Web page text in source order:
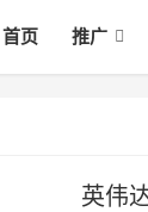
首页 推广
英伟